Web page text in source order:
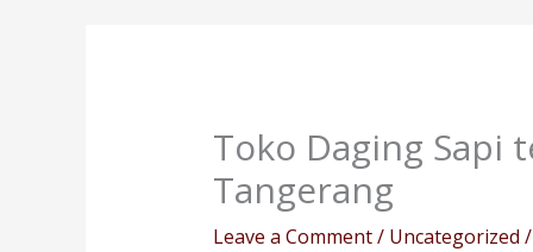
Toko Daging Sapi
Tangerang
Leave a Comment/ Uncategorized